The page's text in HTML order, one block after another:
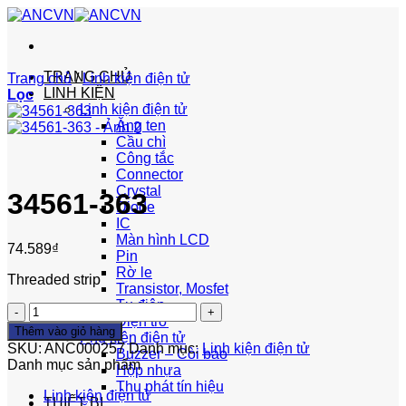
Bỏ
TRANG CHỦ
LINH KIỆN
Linh kiện điện tử
Ăng ten
Cầu chì
Công tắc
Connector
Crystal
Diode
IC
Màn hình LCD
Pin
Rờ le
Transistor, Mosfet
Tụ điện
Điện trở
Phụ kiện điện tử
Buzzer – Còi báo
Hộp nhựa
Thu phát tín hiệu
THIẾT BỊ
Trang chủ / Linh kiện điện tử
Lọc
34561-363
74.589₫
Threaded strip
34561-
363
số
lượng
Thêm vào giỏ hàng
SKU: ANC000257 Danh mục: Linh kiện điện tử
Danh mục sản phẩm
Linh kiện điện tử